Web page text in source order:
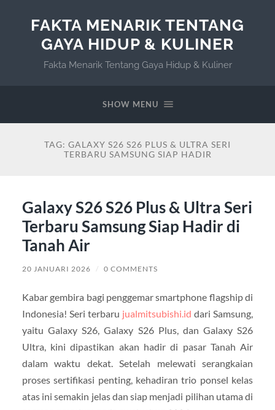
FAKTA MENARIK TENTANG
GAYA HIDUP & KULINER
Fakta Menarik Tentang Gaya Hidup & Kuliner
SHOW MENU
TAG: GALAXY S26 S26 PLUS & ULTRA SERI
TERBARU SAMSUNG SIAP HADIR
Galaxy S26 S26 Plus & Ultra Seri
Terbaru Samsung Siap Hadir di
Tanah Air
20 JANUARI 2026 / 0 COMMENTS
Kabar gembira bagi penggemar smartphone flagship di
Indonesia! Seri terbaru jualmitsubishi.id dari Samsung,
yaitu Galaxy S26, Galaxy S26 Plus, dan Galaxy S26
Ultra, kini dipastikan akan hadir di pasar Tanah Air
dalam waktu dekat. Setelah melewati serangkaian
proses sertifikasi penting, kehadiran trio ponsel kelas
atas ini semakin jelas dan siap menjadi pilihan utama di